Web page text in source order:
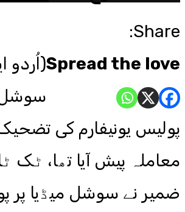
Share:
Spread the love(اُردو
سوشل
پولیس یونیفارم کی
معاملہ پیش آیا تھا، ٹک
ضمیر نے سوشل میڈیا پر